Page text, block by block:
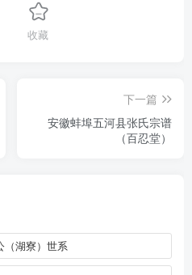
收藏
下一篇
安徽蚌埠五河县张氏宗谱
（百忍堂）
（湖寮）世系